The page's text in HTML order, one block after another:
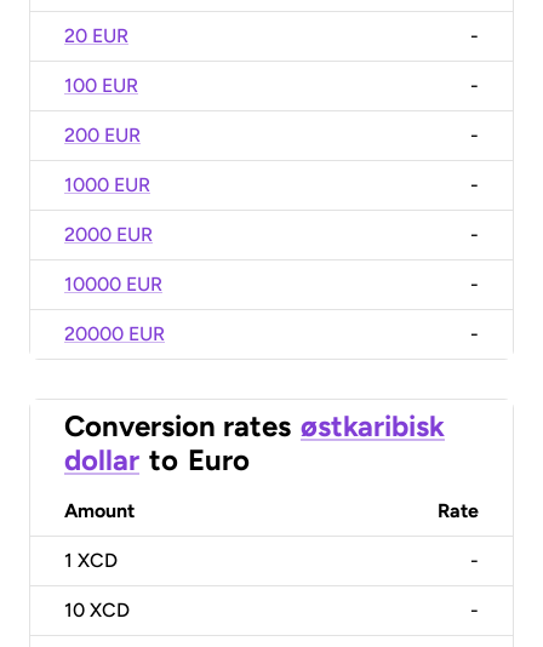
20 EUR -
100 EUR -
200 EUR -
1000 EUR -
2000 EUR -
10000 EUR -
20000 EUR -
Conversion rates østkaribisk
dollar to Euro
Amount Rate
1 XCD -
10 XCD -